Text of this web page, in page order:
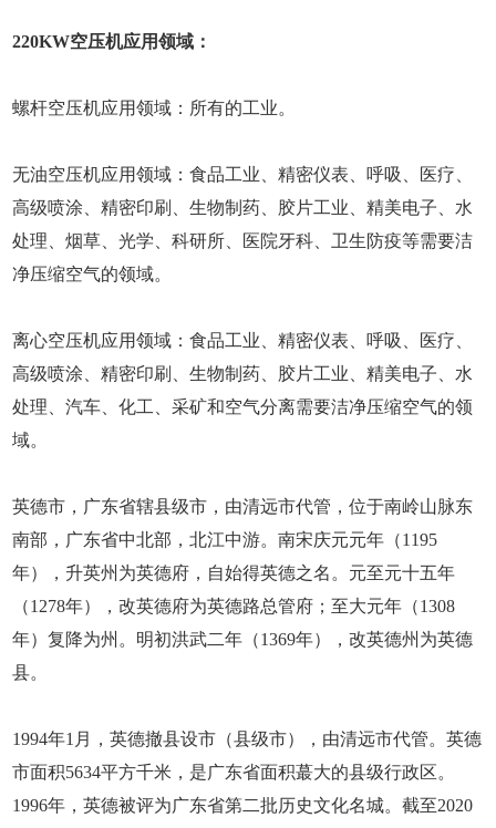
220KW空压机应用领域：
螺杆空压机应用领域：所有的工业。
无油空压机应用领域：食品工业、精密仪表、呼吸、医疗、
高级喷涂、精密印刷、生物制药、胶片工业、精美电子、水
处理、烟草、光学、科研所、医院牙科、卫生防疫等需要洁
净压缩空气的领域。
离心空压机应用领域：食品工业、精密仪表、呼吸、医疗、
高级喷涂、精密印刷、生物制药、胶片工业、精美电子、水
处理、汽车、化工、采矿和空气分离需要洁净压缩空气的领
域。
英德市，广东省辖县级市，由清远市代管，位于南岭山脉东
南部，广东省中北部，北江中游。南宋庆元元年（1195
年），升英州为英德府，自始得英德之名。元至元十五年
（1278年），改英德府为英德路总管府；至大元年（1308
年）复降为州。明初洪武二年（1369年），改英德州为英德
县。
1994年1月，英德撤县设市（县级市），由清远市代管。英德
市面积5634平方千米，是广东省面积蕞大的县级行政区。
1996年，英德被评为广东省第二批历史文化名城。截至2020